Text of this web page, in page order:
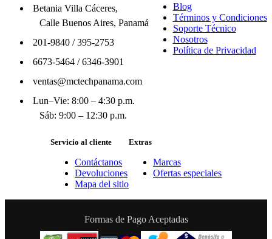
Betania Villa Cáceres,
Calle Buenos Aires, Panamá
201-9840/395-2753
6673-5464/6346-3901
ventas@mctechpanama.com
Lun–Vie: 8:00 – 4:30 p.m.
Sáb: 9:00 – 12:30 p.m.
Blog
Términos y Condiciones
Soporte Técnico
Nosotros
Política de Privacidad
Servicio al cliente
Contáctanos
Devoluciones
Mapa del sitio
Extras
Marcas
Ofertas especiales
Formas de Pago Aceptadas